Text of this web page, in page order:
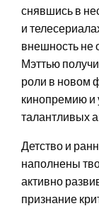
снявшись в
и
внешность не
Мэттью
роли в новом
кинопремию и
талантливых
Детство и
наполнены
активно
признание